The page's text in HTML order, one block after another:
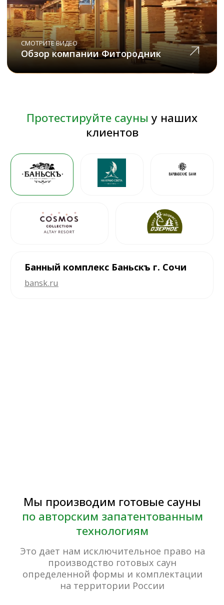
Международная гарантия
получаете
международную
гарантию сроком до 36
месяцев
Свои запатентованные
разработки
Мы производим товары уже
собственную уникальную
Мы работаем на качество,
наши клиенты искренне
Наше тепло будетсогревать вас
долгие годы!